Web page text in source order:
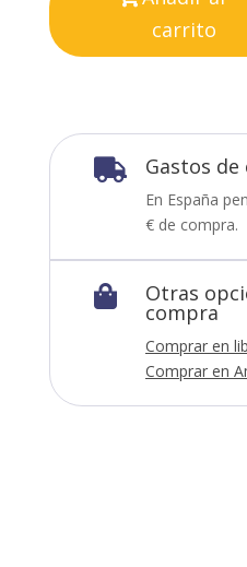
carrito
 Gastos
En España
€ de compra.
 Otras
compra
Comprar en
Comprar en